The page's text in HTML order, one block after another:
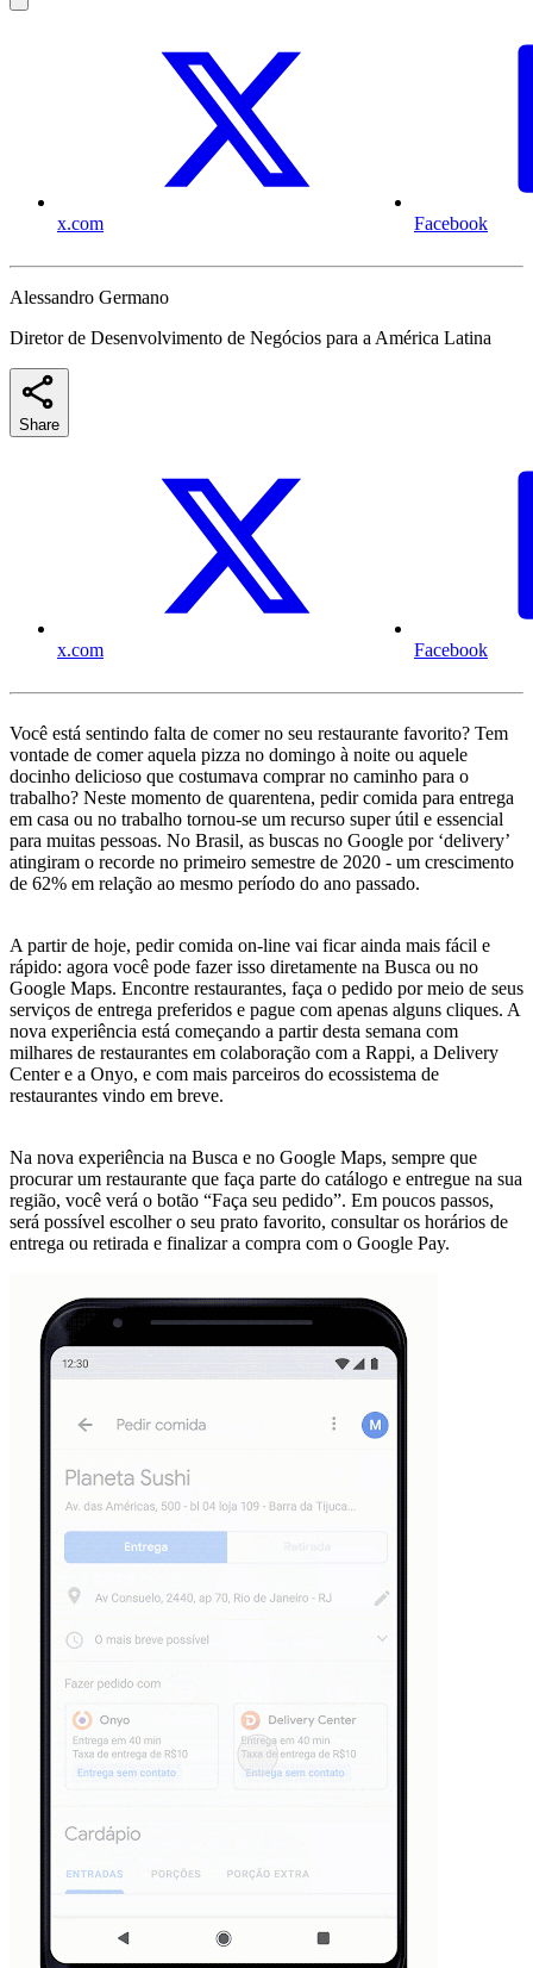
x.com Facebook
Alessandro Germano
Diretor de Desenvolvimento de Negócios para a América Latina
Share
x.com Facebook
Você está sentindo falta de comer no seu restaurante favorito? Tem
vontade de comer aquela pizza no domingo à noite ou aquele
docinho delicioso que costumava comprar no caminho para o
trabalho? Neste momento de quarentena, pedir comida para entrega
em casa ou no trabalho tornou-se um recurso super útil e essencial
para muitas pessoas. No Brasil, as buscas no Google por ‘delivery’
atingiram o recorde no primeiro semestre de 2020 - um crescimento
de 62% em relação ao mesmo período do ano passado.
A partir de hoje, pedir comida on-line vai ficar ainda mais fácil e
rápido: agora você pode fazer isso diretamente na Busca ou no
Google Maps. Encontre restaurantes, faça o pedido por meio de seus
serviços de entrega preferidos e pague com apenas alguns cliques. A
nova experiência está começando a partir desta semana com
milhares de restaurantes em colaboração com a Rappi, a Delivery
Center e a Onyo, e com mais parceiros do ecossistema de
restaurantes vindo em breve.
Na nova experiência na Busca e no Google Maps, sempre que
procurar um restaurante que faça parte do catálogo e entregue na sua
região, você verá o botão “Faça seu pedido”. Em poucos passos,
será possível escolher o seu prato favorito, consultar os horários de
entrega ou retirada e finalizar a compra com o Google Pay.